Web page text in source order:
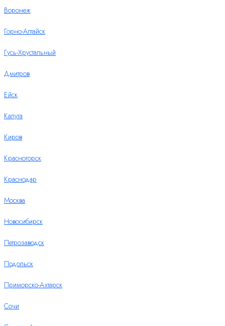
Воронеж
Горно-Алтайск
Гусь-Хрустальный
Дмитров
Ейск
Калуга
Киров
Красногорск
Краснодар
Москва
Новосибирск
Петрозаводск
Подольск
Приморско-Ахтарск
Сочи